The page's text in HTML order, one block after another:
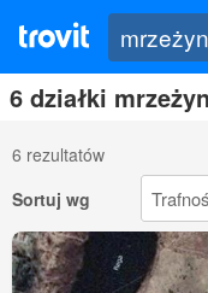
6 działki
6 rezultatów
Sortuj wg